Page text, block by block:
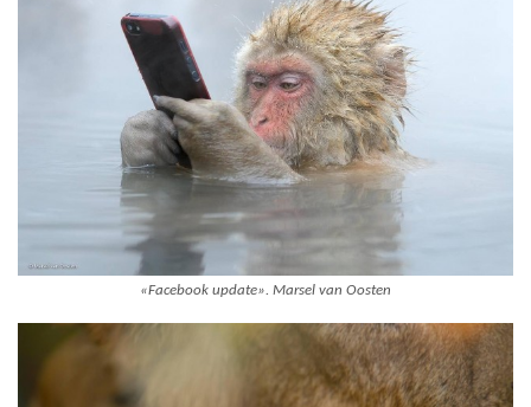
«Facebook update». Marsel van Oosten